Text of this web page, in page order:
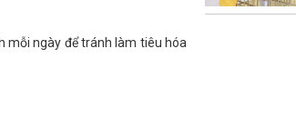
mỗi ngày để tránh làm tiêu hóa